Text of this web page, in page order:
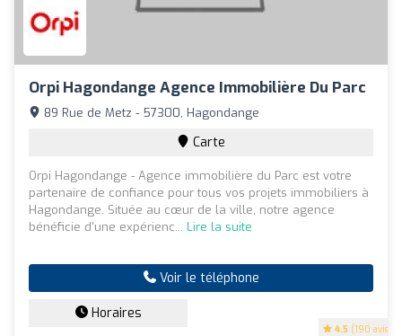
Orpi Hagondange Agence Immobilière Du Parc
4.5 (190 avis)
89 Rue de Metz - 57300, Hagondange
Carte
Orpi Hagondange - Agence immobilière du Parc est votre
partenaire de confiance pour tous vos projets immobiliers à
Hagondange. Située au cœur de la ville, notre agence
bénéficie d'une expérienc... Lire la suite
Voir le téléphone
Horaires